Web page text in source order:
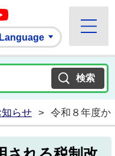
城里町ホームページ
Language
知らせ > 令和８年度か